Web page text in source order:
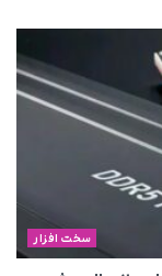
سخت افزار